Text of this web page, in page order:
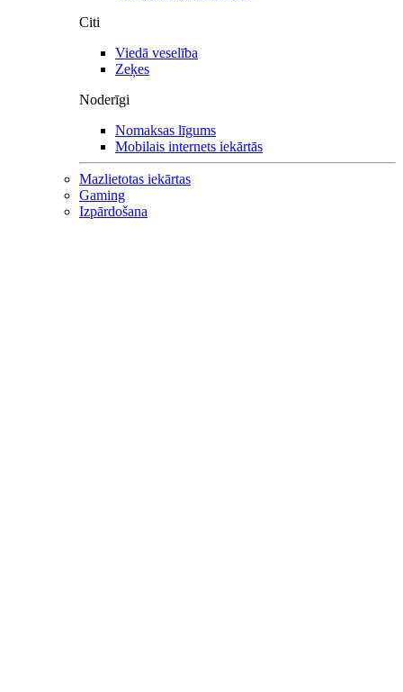
Citi
Viedā veselība
Zeķes
Noderīgi
Nomaksas līgums
Mobilais internets iekārtās
Mazlietotas iekārtas
Gaming
Izpārdošana